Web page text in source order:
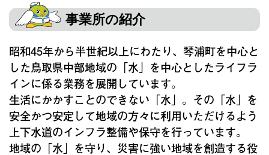
事業所の紹介
昭和45年から半世紀以上にわたり、琴浦町を中心と
した鳥取県中部地域の「水」を中心としたライフラ
インに係る業務を展開しています。
生活にかかすことのできない「水」。その「水」を
安全かつ安定して地域の方々に利用いただけるよう
上下水道のインフラ整備や保守を行っています。
地域の「水」を守り、災害に強い地域を創造する役